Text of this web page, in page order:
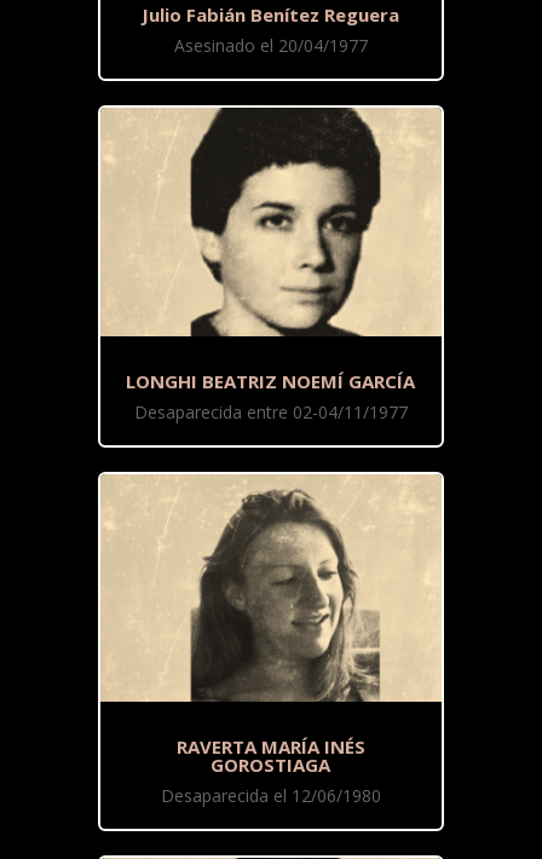
Julio Fabián Benítez Reguera
Asesinado el 20/04/1977
LONGHI BEATRIZ NOEMÍ GARCÍA
Desaparecida entre 02-04/11/1977
RAVERTA MARÍA INÉS
GOROSTIAGA
Desaparecida el 12/06/1980